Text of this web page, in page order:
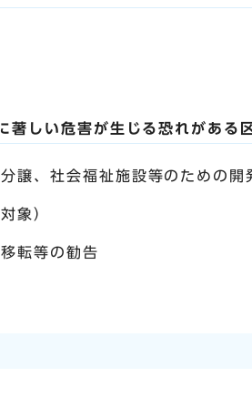
著しい危害が生じる恐れがある
譲、社会福祉施設等のための開
象）
転等の勧告